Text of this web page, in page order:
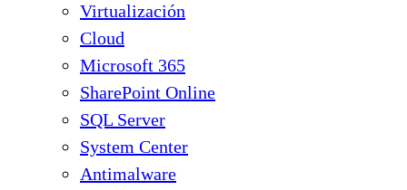
Virtualización
Cloud
Microsoft 365
SharePoint Online
SQL Server
System Center
Antimalware